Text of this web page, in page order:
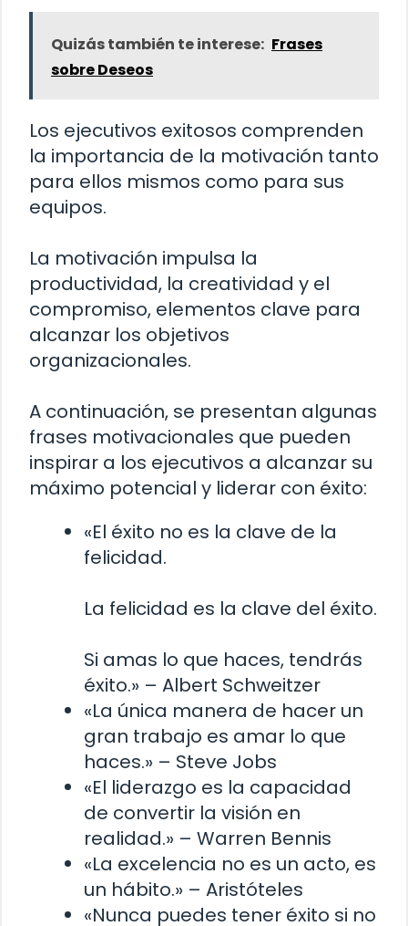
Quizás también te interese: Frases
sobre Deseos
Los ejecutivos exitosos comprenden
la importancia de la motivación tanto
para ellos mismos como para sus
equipos.
La motivación impulsa la
productividad, la creatividad y el
compromiso, elementos clave para
alcanzar los objetivos
organizacionales.
A continuación, se presentan algunas
frases motivacionales que pueden
inspirar a los ejecutivos a alcanzar su
máximo potencial y liderar con éxito:
«El éxito no es la clave de la
felicidad.
La felicidad es la clave del éxito.
Si amas lo que haces, tendrás
éxito.» – Albert Schweitzer
«La única manera de hacer un
gran trabajo es amar lo que
haces.» – Steve Jobs
«El liderazgo es la capacidad
de convertir la visión en
realidad.» – Warren Bennis
«La excelencia no es un acto, es
un hábito.» – Aristóteles
«Nunca puedes tener éxito si no